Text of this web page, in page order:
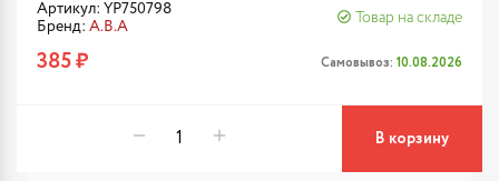
Артикул: YP750798
Бренд: A.B.A
Товар на складе
385 ₽ Самовывоз: 10.08.2026
В корзину